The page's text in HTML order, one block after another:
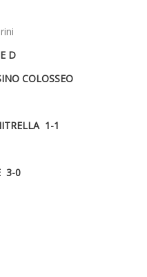
D
COLOSSEO
1-1
3-0